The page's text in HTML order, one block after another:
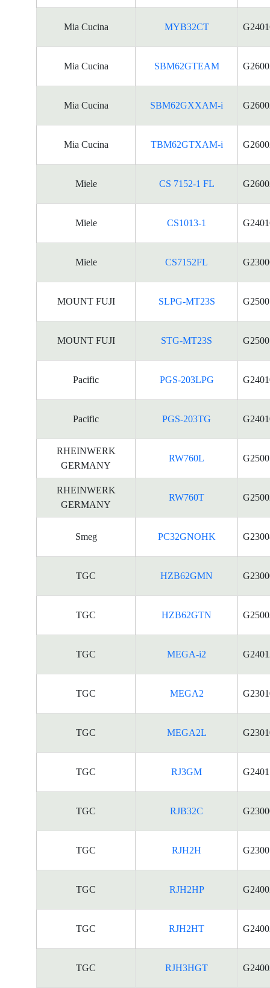
Mia Cucina MYB32CT
Mia Cucina SBM62GTEAM
Mia Cucina SBM62GXXAM-i
Mia Cucina TBM62GTXAM-i
Miele CS 7152-1 FL
Miele CS1013-1
Miele CS7152FL
MOUNT FUJI SLPG-MT23S
MOUNT FUJI STG-MT23S
Pacific PGS-203LPG
Pacific PGS-203TG
RHEINWERK
GERMANY
RW760L
RHEINWERK
GERMANY
RW760T
Smeg PC32GNOHK
TGC HZB62GMN
TGC HZB62GTN
TGC MEGA-i2
TGC MEGA2
TGC MEGA2L
TGC RJ3GM
TGC RJB32C
TGC RJH2H
TGC RJH2HP
TGC RJH2HT
TGC RJH3HGT